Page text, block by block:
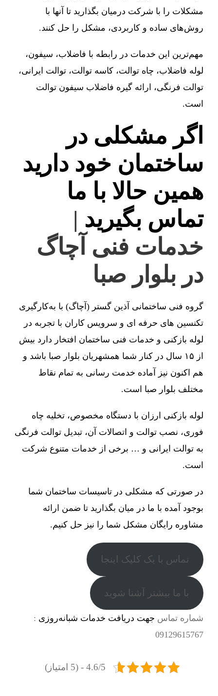
مشکلات را با شرکت درمیان بگذارید تا آنها با
روش‌های ساده و کاربردی، مشکل را حل کنند.
مهم‌ترین این خدمات در رابطه با فاضلاب، سیفون،
لوله فاضلاب، چاه توالت، کاسه توالت، توالت ایرانی،
توالت فرنگی، ارائه گیره فاضلاب سیفون توالت
است.
اگر مشکلی در
ساختمان خود دارید
همین حالا با ما
تماس بگیرید |
خدمات فنی آچاگ
در بلوار صبا
گروه فنی ساختمانی آذین گستر (آچاگ) با به‌کارگیری
تکنسین های حرفه ای و سرویس کاران با تجربه در
لوله بازکنی و خدمات فنی ساختمان افتخار دارد بیش
از ۱۵ سال در کنار شما همشهریان بلوار صبا باشد و
هم اکنون نیز آماده خدمت رسانی به تمام نقاط
مختلف بلوار صبا است.
لوله بازکنی ارزان با دستگاه مخصوص، تخلیه چاه
فوری، نصب توالت و اتصالات آن، تبدیل توالت فرنگی
به توالت ایرانی و … برخی از خدمات متنوع شرکت
است.
در صورتی که مشکلی در تاسیسات ساختمان شما
بوجود آمده با ما در میان بگذارید تا ضمن ارائه
مشاوره رایگان مشکل شما را نیز حل کنیم.
تماس با یک کلیک اینجا
با ما بیشتر آشنا شوید
شماره تماس جهت دریافت خدمات شبانه‌روزی :
09129615767
4.6/5 - (5 امتیاز)